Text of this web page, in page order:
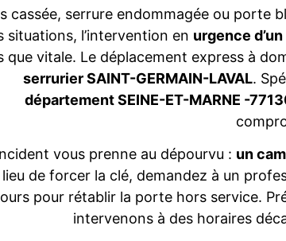
cassée, serrure endommagée ou porte
situations, l’intervention en urgence
que vitale. Le déplacement express à
serrurier SAINT-GERMAIN-LAVAL.
département SEINE-ET-MARNE -
vous prenne au dépourvu : un
lieu de forcer la clé, demandez à un
pour rétablir la porte hors service.
intervenons à des horaires